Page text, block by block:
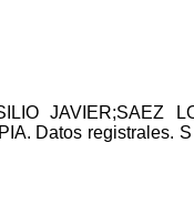
JAVIER;SAEZ
Datos registrales.